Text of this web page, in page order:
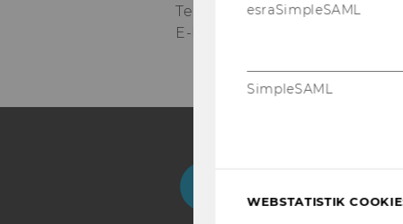
Tel:
+43-1-31336-4890
E-Mail:
esraSimpleSAML
SimpleSAML
WEBSTATISTIK